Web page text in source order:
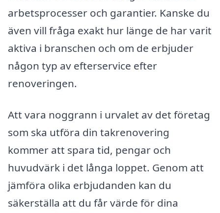
arbetsprocesser och garantier. Kanske du
även vill fråga exakt hur länge de har varit
aktiva i branschen och om de erbjuder
någon typ av efterservice efter
renoveringen.
Att vara noggrann i urvalet av det företag
som ska utföra din takrenovering
kommer att spara tid, pengar och
huvudvärk i det långa loppet. Genom att
jämföra olika erbjudanden kan du
säkerställa att du får värde för dina